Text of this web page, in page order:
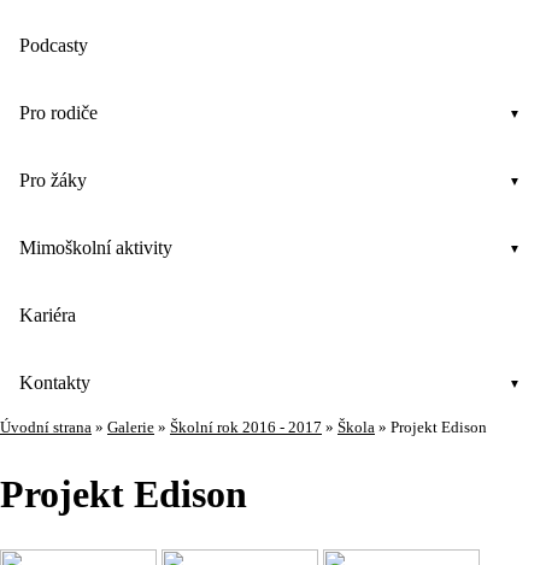
Podcasty
Pro rodiče
Pro žáky
Mimoškolní aktivity
Kariéra
Kontakty
Úvodní strana » Galerie » Školní rok 2016 - 2017 » Škola » Projekt Edison
Projekt Edison